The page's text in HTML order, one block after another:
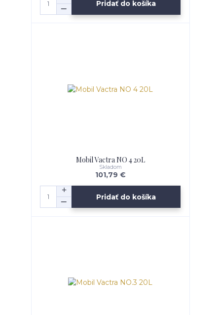
Pridať do košíka
Mobil Vactra NO 4 20L
101,79 €
Skladom
Pridať do košíka